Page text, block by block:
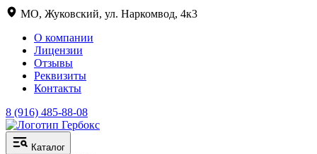
МО, Жуковский, ул. Наркомвод, 4к3
О компании
Лицензии
Отзывы
Реквизиты
Контакты
8 (916) 485-88-08
Каталог